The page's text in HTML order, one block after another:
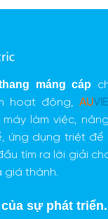
máng cáp
hoạt động, AU
làm việc,
ứng dụng triệt để
tìm ra lời giải
giá thành.
sự phát triển.